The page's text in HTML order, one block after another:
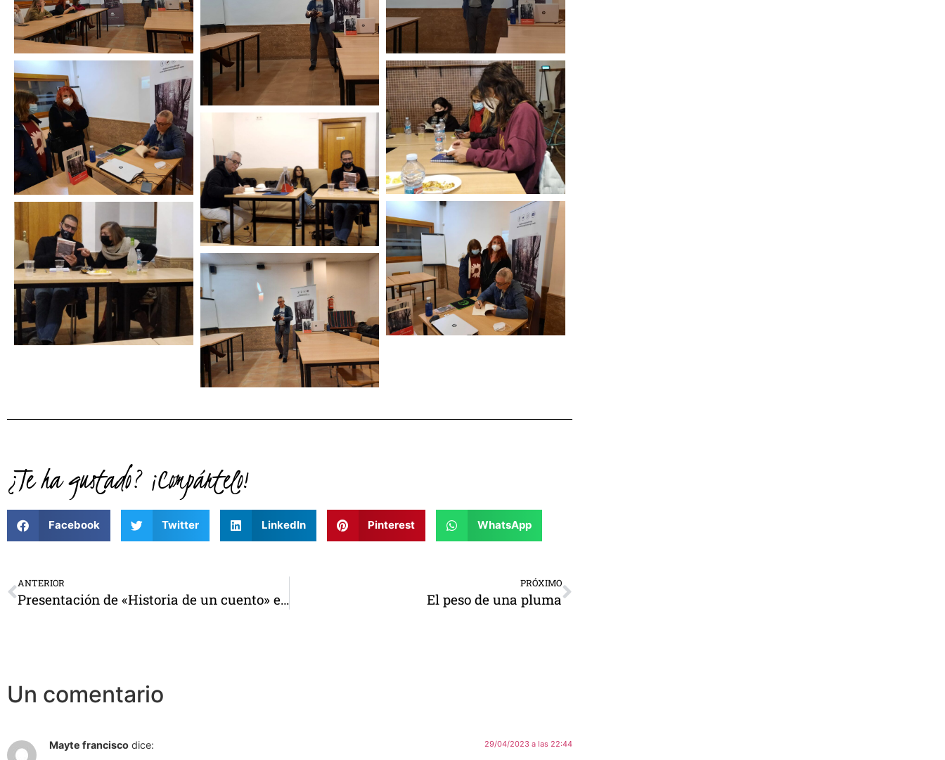
¿Te ha gustado? ¡Compártelo!
Facebook Twitter LinkedIn Pinterest WhatsApp
ANTERIOR
Presentación de «Historia de un cuento» en la Asociación Cultural de San Marcelino
PRÓXIMO
El peso de una pluma
Un comentario
Mayte francisco dice: 29/04/2023 a las 22:44